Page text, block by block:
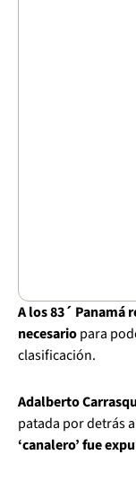
A los 83´
necesariopara
clasificación.
Adalberto
patada por detrás
‘canalero’ fue